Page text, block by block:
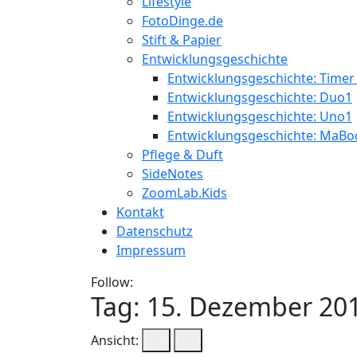
FotoDinge.de
Stift & Papier
Entwicklungsgeschichte
Entwicklungsgeschichte: Timer
Entwicklungsgeschichte: Duo1
Entwicklungsgeschichte: Uno1
Entwicklungsgeschichte:
Pflege & Duft
SideNotes
ZoomLab.Kids
Kontakt
Datenschutz
Impressum
Follow:
Tag: 15. Dezember
Ansicht: